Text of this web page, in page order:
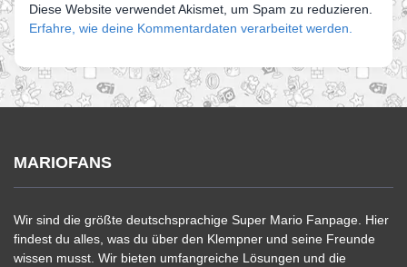
Diese Website verwendet Akismet, um Spam zu reduzieren.
Erfahre, wie deine Kommentardaten verarbeitet werden.
MARIOFANS
Wir sind die größte deutschsprachige Super Mario Fanpage. Hier
findest du alles, was du über den Klempner und seine Freunde
wissen musst. Wir bieten umfangreiche Lösungen und die